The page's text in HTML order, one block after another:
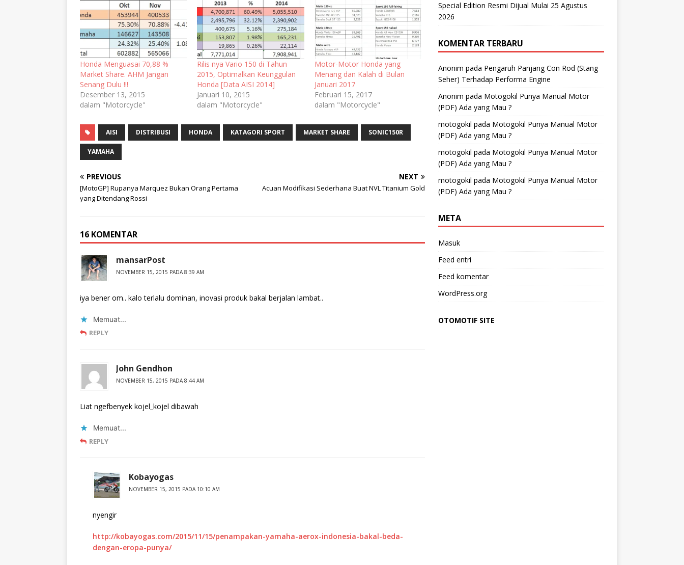
Honda Menguasai 70,88 %
Market Share. AHM Jangan
Senang Dulu !!!
Desember 13, 2015
dalam "Motorcycle"
Rilis nya Vario 150 di Tahun
2015, Optimalkan Keunggulan
Honda [Data AISI 2014]
Januari 10, 2015
dalam "Motorcycle"
Motor-Motor Honda yang
Menang dan Kalah di Bulan
Januari 2017
Februari 15, 2017
dalam "Motorcycle"
AISI DISTRIBUSI HONDA KATAGORI SPORT MARKET SHARE SONIC150R
YAMAHA
PREVIOUS
[MotoGP] Rupanya Marquez Bukan Orang Pertama
yang Ditendang Rossi
NEXT
Acuan Modifikasi Sederhana Buat NVL Titanium Gold
16 KOMENTAR
mansarPost
NOVEMBER 15, 2015 PADA 8:39 AM
iya bener om.. kalo terlalu dominan, inovasi produk bakal berjalan lambat..
Memuat...
REPLY
John Gendhon
NOVEMBER 15, 2015 PADA 8:44 AM
Liat ngefbenyek kojel_kojel dibawah
Memuat...
REPLY
Kobayogas
NOVEMBER 15, 2015 PADA 10:10 AM
nyengir
http://kobayogas.com/2015/11/15/penampakan-yamaha-aerox-indonesia-bakal-beda-
dengan-eropa-punya/
Special Edition Resmi Dijual Mulai 25 Agustus
2026
KOMENTAR TERBARU
Anonim pada Pengaruh Panjang Con Rod (Stang
Seher) Terhadap Performa Engine
Anonim pada Motogokil Punya Manual Motor
(PDF) Ada yang Mau ?
motogokil pada Motogokil Punya Manual Motor
(PDF) Ada yang Mau ?
motogokil pada Motogokil Punya Manual Motor
(PDF) Ada yang Mau ?
motogokil pada Motogokil Punya Manual Motor
(PDF) Ada yang Mau ?
META
Masuk
Feed entri
Feed komentar
WordPress.org
OTOMOTIF SITE